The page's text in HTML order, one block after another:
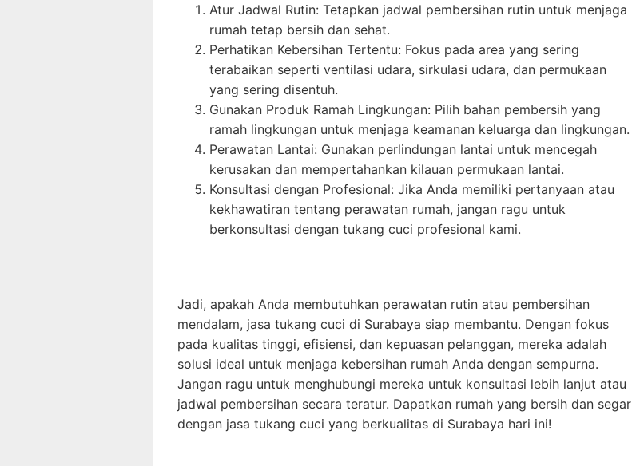
Atur Jadwal Rutin: Tetapkan jadwal pembersihan rutin untuk menjaga
rumah tetap bersih dan sehat.
Perhatikan Kebersihan Tertentu: Fokus pada area yang sering
terabaikan seperti ventilasi udara, sirkulasi udara, dan permukaan
yang sering disentuh.
Gunakan Produk Ramah Lingkungan: Pilih bahan pembersih yang
ramah lingkungan untuk menjaga keamanan keluarga dan lingkungan.
Perawatan Lantai: Gunakan perlindungan lantai untuk mencegah
kerusakan dan mempertahankan kilauan permukaan lantai.
Konsultasi dengan Profesional: Jika Anda memiliki pertanyaan atau
kekhawatiran tentang perawatan rumah, jangan ragu untuk
berkonsultasi dengan tukang cuci profesional kami.
Jadi, apakah Anda membutuhkan perawatan rutin atau pembersihan
mendalam, jasa tukang cuci di Surabaya siap membantu. Dengan fokus
pada kualitas tinggi, efisiensi, dan kepuasan pelanggan, mereka adalah
solusi ideal untuk menjaga kebersihan rumah Anda dengan sempurna.
Jangan ragu untuk menghubungi mereka untuk konsultasi lebih lanjut atau
jadwal pembersihan secara teratur. Dapatkan rumah yang bersih dan segar
dengan jasa tukang cuci yang berkualitas di Surabaya hari ini!